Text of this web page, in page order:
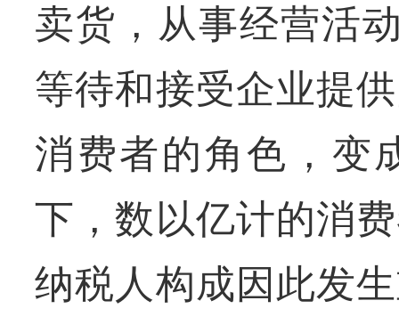
卖货，从事经营活
等待和接受企业提
消费者的角色，变
下，数以亿计的消
纳税人构成因此发